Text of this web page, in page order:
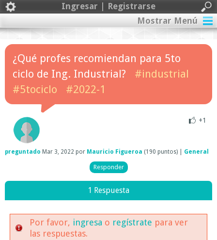
Ingresar | Registrarse
Mostrar Menú
¿Qué profes recomiendan para 5to
ciclo de Ing. Industrial?
#industrial
#5tociclo
#2022-1
+1
preguntado Mar 3, 2022 por Mauricio Figueroa (190 puntos) General
1 Respuesta
Por favor, ingresa o regístrate para ver
las respuestas.